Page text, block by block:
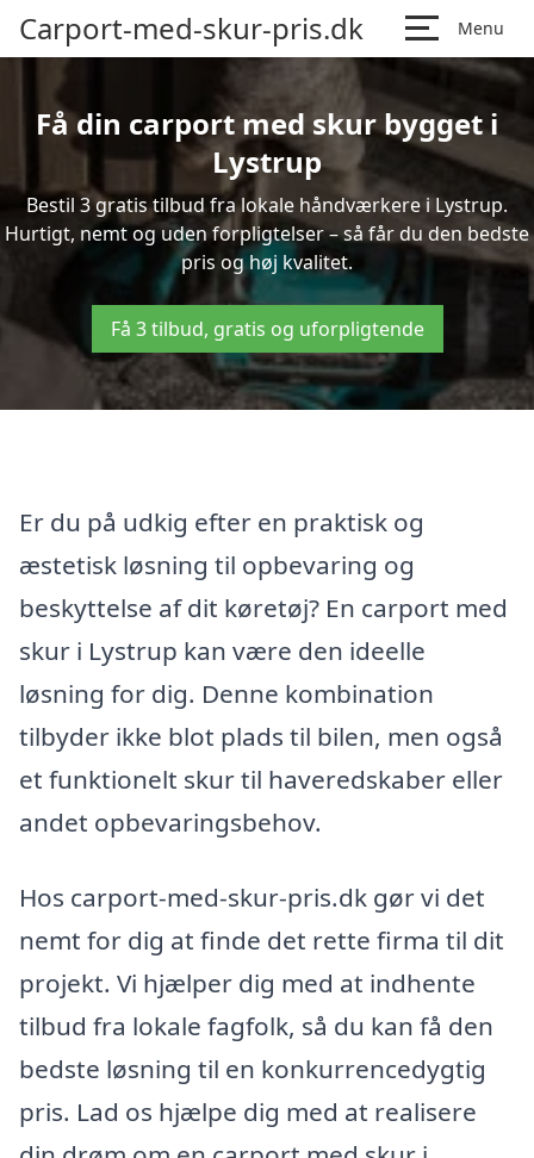
Carport-med-skur-pris.dk Menu
Få din carport med skur bygget i
Lystrup
Bestil 3 gratis tilbud fra lokale håndværkere i Lystrup.
Hurtigt, nemt og uden forpligtelser – så får du den bedste
pris og høj kvalitet.
Få 3 tilbud, gratis og uforpligtende
Er du på udkig efter en praktisk og
æstetisk løsning til opbevaring og
beskyttelse af dit køretøj? En carport med
skur i Lystrup kan være den ideelle
løsning for dig. Denne kombination
tilbyder ikke blot plads til bilen, men også
et funktionelt skur til haveredskaber eller
andet opbevaringsbehov.
Hos carport-med-skur-pris.dk gør vi det
nemt for dig at finde det rette firma til dit
projekt. Vi hjælper dig med at indhente
tilbud fra lokale fagfolk, så du kan få den
bedste løsning til en konkurrencedygtig
pris. Lad os hjælpe dig med at realisere